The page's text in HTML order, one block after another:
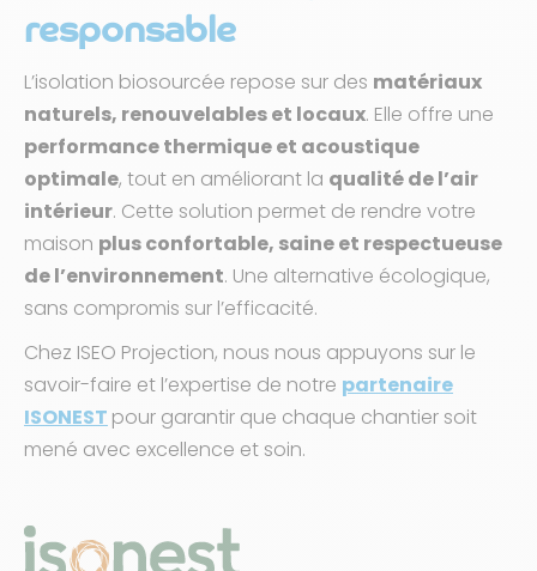
responsable
L’isolation biosourcée repose sur des matériaux
naturels, renouvelables et locaux. Elle offre une
performance thermique et acoustique
optimale, tout en améliorant la qualité de l’air
intérieur. Cette solution permet de rendre votre
maison plus confortable, saine et respectueuse
de l’environnement. Une alternative écologique,
sans compromis sur l’efficacité.
Chez ISEO Projection, nous nous appuyons sur le
savoir-faire et l’expertise de notre partenaire
ISONEST pour garantir que chaque chantier soit
mené avec excellence et soin.